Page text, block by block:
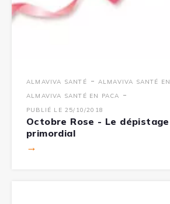
ALMAVIVA SANTÉ - ALMAVIVA SANTÉ
ALMAVIVA SANTÉ EN PACA -
PUBLIÉ LE 25/10/2018
Octobre Rose - Le
primordial
→